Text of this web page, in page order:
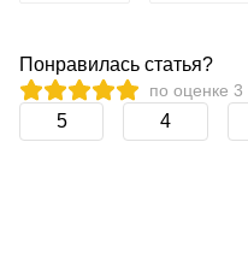
Понравилась статья?
по оценке 3
5 4